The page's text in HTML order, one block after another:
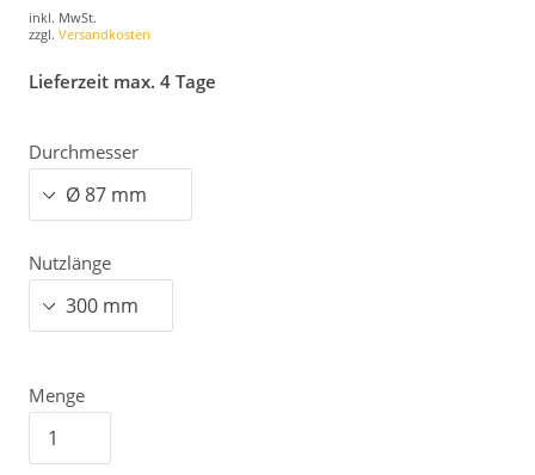
inkl. MwSt.
zzgl. Versandkosten
Lieferzeit max. 4 Tage
Durchmesser
Nutzlänge
Menge